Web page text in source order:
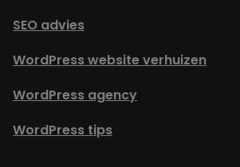
SEO advies
WordPress website verhuizen
WordPress agency
WordPress tips